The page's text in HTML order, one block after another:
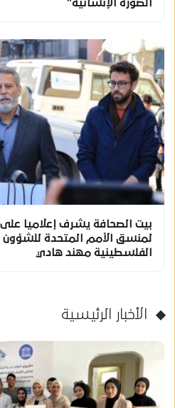
الصورة الإنسانية"
بيت الصحافة يشرف إعلاميا
لمنسق الأمم المتحدة للشؤون
الفلسطينية مهند هادي
الأخبار الرئيسية